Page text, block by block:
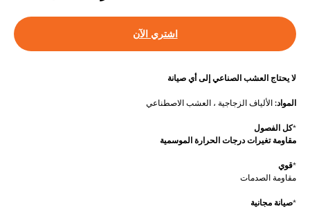
اشتري الآن
لا يحتاج العشب الصناعي إلى أي صيانة
المواد: الألياف الزجاجية ، العشب الاصطناعي
كل الفصول*
مقاومة تغيرات درجات الحرارة الموسمية
قوي*
مقاومة الصدمات
صيانة مجانية*